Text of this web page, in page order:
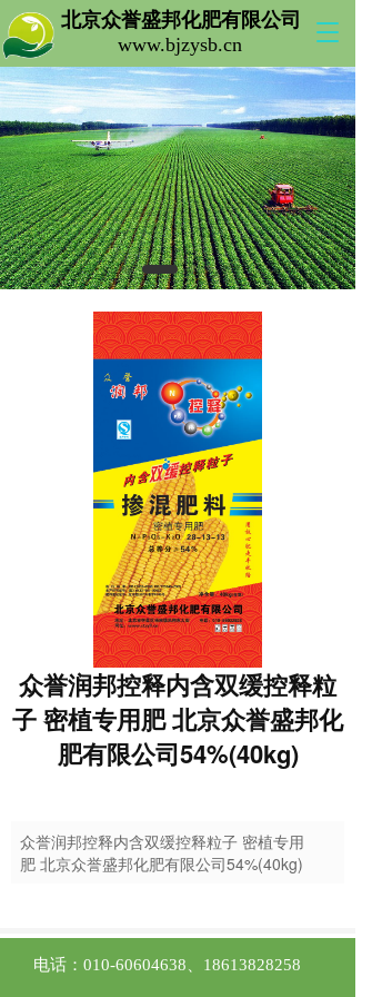
T
g
g
l
e
n
a
v
i
g
a
北京众誉盛邦化肥有限公司
www.bjzysb.cn
众誉润邦控释内含双缓控释粒
子 密植专用肥 北京众誉盛邦化
肥有限公司54%(40kg)
众誉润邦控释内含双缓控释粒子 密植专用
肥 北京众誉盛邦化肥有限公司54%(40kg)
电话： 010-60604638 18613828258